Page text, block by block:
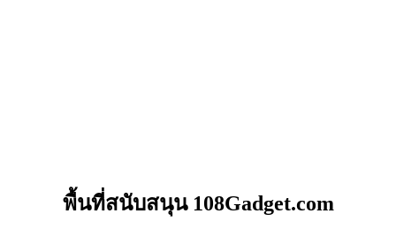
พื้นที่สนับสนุน 108Gadget.com